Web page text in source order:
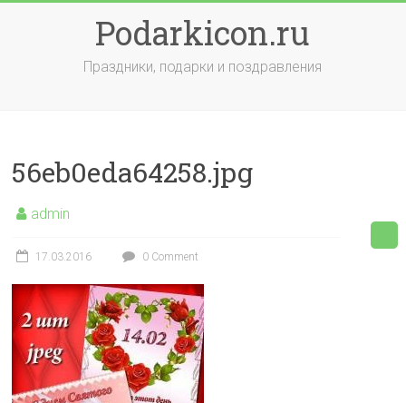
Podarkicon.ru
Праздники, подарки и поздравления
56eb0eda64258.jpg
admin
17.03.2016 0 Comment